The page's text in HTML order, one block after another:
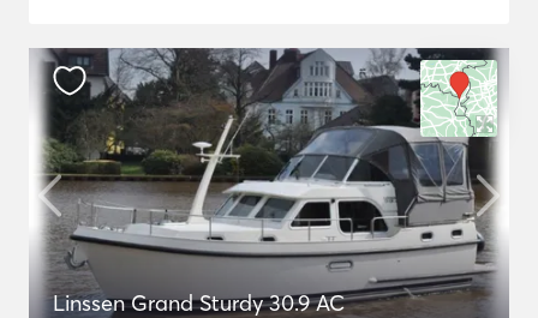
Linssen Grand Sturdy 30.9 AC